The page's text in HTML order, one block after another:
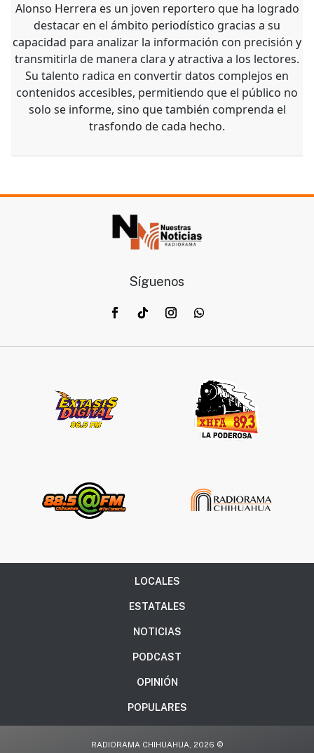
Alonso Herrera es un joven reportero que ha logrado
destacar en el ámbito periodístico gracias a su
capacidad para analizar la información con precisión y
transmitirla de manera clara y atractiva a los lectores.
Su talento radica en convertir datos complejos en
contenidos accesibles, permitiendo que el público no
solo se informe, sino que también comprenda el
trasfondo de cada hecho.
Síguenos
LOCALES
ESTATALES
NOTICIAS
PODCAST
OPINIÓN
POPULARES
RADIORAMA CHIHUAHUA, 2026 ©